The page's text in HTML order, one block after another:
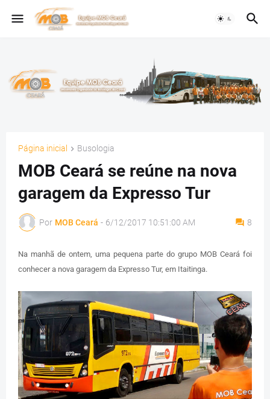
Página inicial Busologia
MOB Ceará se reúne na nova
garagem da Expresso Tur
Por MOB Ceará - 6/12/2017 10:51:00 AM 8
Na manhã de ontem, uma pequena parte do grupo MOB Ceará foi
conhecer a nova garagem da Expresso Tur, em Itaitinga.